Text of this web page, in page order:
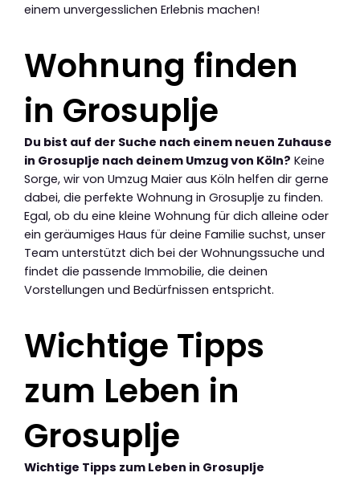
einem unvergesslichen Erlebnis machen!
Wohnung finden
in Grosuplje
Du bist auf der Suche nach einem neuen Zuhause
in Grosuplje nach deinem Umzug von Köln? Keine
Sorge, wir von Umzug Maier aus Köln helfen dir gerne
dabei, die perfekte Wohnung in Grosuplje zu finden.
Egal, ob du eine kleine Wohnung für dich alleine oder
ein geräumiges Haus für deine Familie suchst, unser
Team unterstützt dich bei der Wohnungssuche und
findet die passende Immobilie, die deinen
Vorstellungen und Bedürfnissen entspricht.
Wichtige Tipps
zum Leben in
Grosuplje
Wichtige Tipps zum Leben in Grosuplje